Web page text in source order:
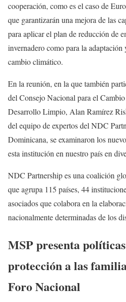
cooperación, como es el caso de
que garantizarán una mejora de las
para aplicar el plan de reducción de
invernadero como para la adaptación
cambio climático.
En la reunión, en la que también
del Consejo Nacional para el
Desarrollo Limpio, Alan Ramírez
del equipo de expertos del NDC
Dominicana, se examinaron los
esta institución en nuestro país en
NDC Partnership es una coalición
que agrupa 115 países, 44
asociados que colabora en la
nacionalmente determinadas de los
MSP presenta
protección a las
Foro Nacional